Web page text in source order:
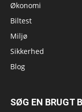
Økonomi
Biltest
Miljø
Sikkerhed
Blog
SØG EN BRUGT